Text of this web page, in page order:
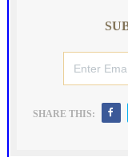
SHARE THIS: